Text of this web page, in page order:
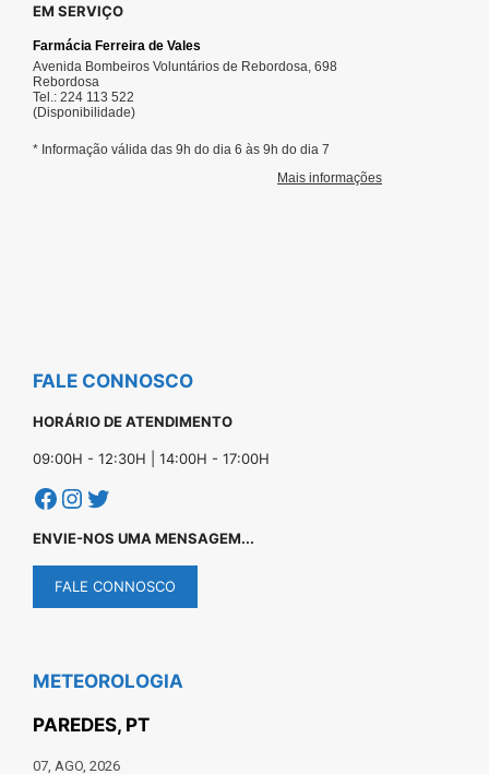
EM SERVIÇO
FALE CONNOSCO
HORÁRIO DE ATENDIMENTO
09:00H - 12:30H | 14:00H - 17:00H
Facebook
Instagram
Twitter
ENVIE-NOS UMA MENSAGEM...
FALE CONNOSCO
METEOROLOGIA
PAREDES, PT
07, AGO, 2026